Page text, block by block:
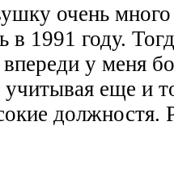
очень
в 1991 году.
у меня
еще и
должностя.